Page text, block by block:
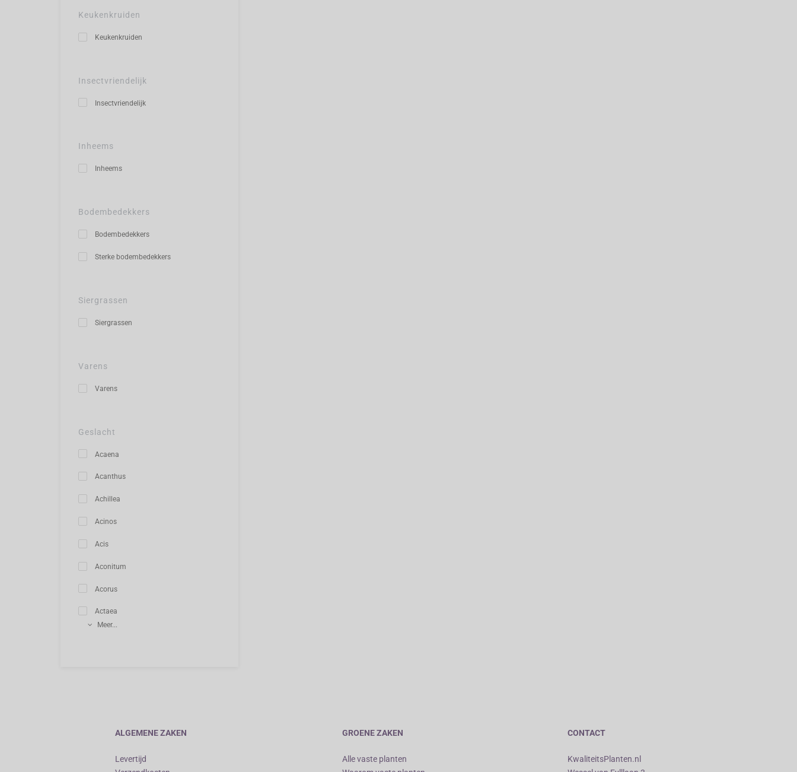
Keukenkruiden
Keukenkruiden
Insectvriendelijk
Insectvriendelijk
Inheems
Inheems
Bodembedekkers
Bodembedekkers
Sterke bodembedekkers
Siergrassen
Siergrassen
Varens
Varens
Geslacht
Acaena
Acanthus
Achillea
Acinos
Acis
Aconitum
Acorus
Actaea
Meer...
ALGEMENE ZAKEN
Levertijd
GROENE ZAKEN
Alle vaste planten
CONTACT
KwaliteitsPlanten.nl